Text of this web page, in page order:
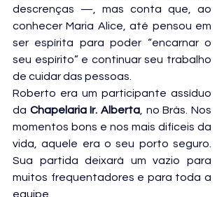
descrenças —, mas conta que, ao
conhecer Maria Alice, até pensou em
ser espírita para poder “encarnar o
seu espírito” e continuar seu trabalho
de cuidar das pessoas.
Roberto era um participante assíduo
da Chapelaria Ir. Alberta , no Brás. Nos
momentos bons e nos mais difíceis da
vida, aquele era o seu porto seguro.
Sua partida deixará um vazio para
muitos frequentadores e para toda a
equipe.